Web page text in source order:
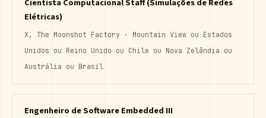
Cientista Computacional Staff (Simulações de Redes
Elétricas)
X, The Moonshot Factory · Mountain View ou Estados
Unidos ou Reino Unido ou Chile ou Nova Zelândia ou
Austrália ou Brasil
Engenheiro de Software Embedded III